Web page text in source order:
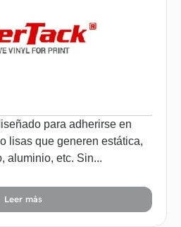
para adherirse en
lisas que generen estática,
aluminio, etc. Sin...
Leer más